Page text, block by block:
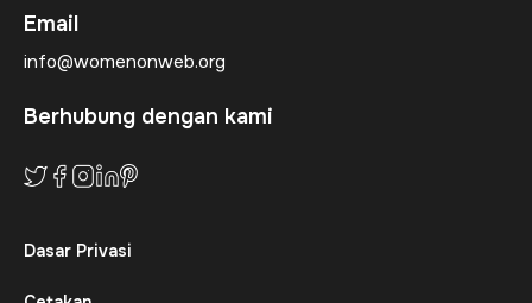
Email
info@womenonweb.org
Berhubung dengan kami
Dasar Privasi